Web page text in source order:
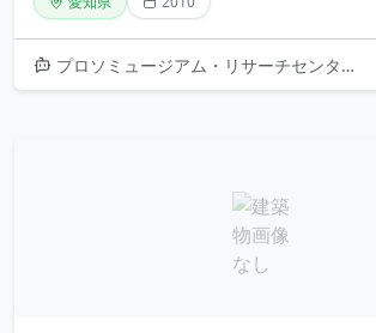
プロソミュージアム・リサーチセンターは、隈研吾による2010年竣工の意欲的な試験研究施設です。博物館機能を備えた複合施設